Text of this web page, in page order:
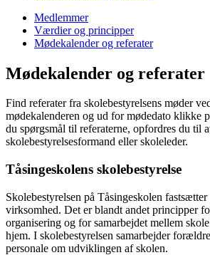
Medlemmer
Værdier og principper
Mødekalender og referater
Mødekalender og referater
Find referater fra skolebestyrelsens møder
mødekalenderen og ud for mødedato klikke
du spørgsmål til referaterne, opfordres du til
skolebestyrelsesformand eller skoleleder.
Tåsingeskolens skolebestyrelse
Skolebestyrelsen på Tåsingeskolen
virksomhed. Det er blandt andet principper
organisering og for samarbejdet mellem
hjem. I skolebestyrelsen samarbejder
personale om udviklingen af skolen.